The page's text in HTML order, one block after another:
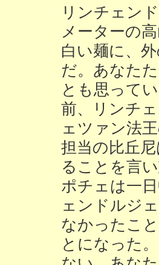
リンチェン
メーターの
白い麺に、
だ。あなた
とも思って
前、リンチ
ェツァン法
担当の比丘
ることを言
ポチェは一
ェンドルジ
なかったこ
とになった